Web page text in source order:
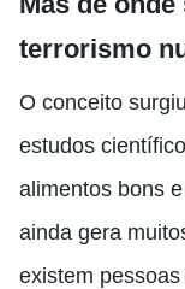
terrorismo
O conceito
estudos
alimentos bons
ainda gera
existem